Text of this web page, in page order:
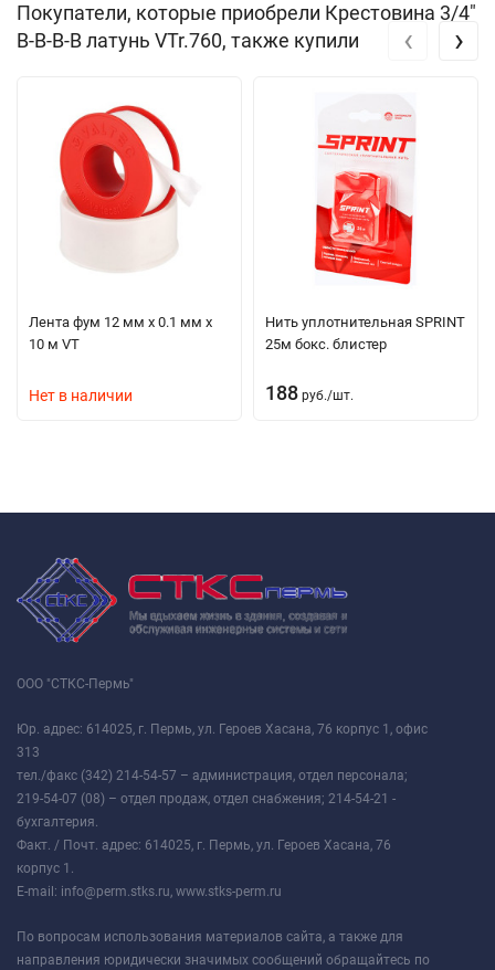
Покупатели, которые приобрели Крестовина 3/4"
В-В-В-В латунь VTr.760, также купили
Лента фум 12 мм х 0.1 мм х
10 м VT
Нет в наличии
Нить уплотнительная SPRINT
25м бокс. блистер
188 руб./шт.
‹ ›
ООО "СТКС-Пермь"
Юр. адрес: 614025, г. Пермь, ул. Героев Хасана, 76 корпус 1, офис
313
тел./факс (342) 214-54-57 – администрация, отдел персонала;
219-54-07 (08) – отдел продаж, отдел снабжения; 214-54-21 -
бухгалтерия.
Факт. / Почт. адрес: 614025, г. Пермь, ул. Героев Хасана, 76
корпус 1.
E-mail: info@perm.stks.ru, www.stks-perm.ru
По вопросам использования материалов сайта, а также для
направления юридически значимых сообщений обращайтесь по